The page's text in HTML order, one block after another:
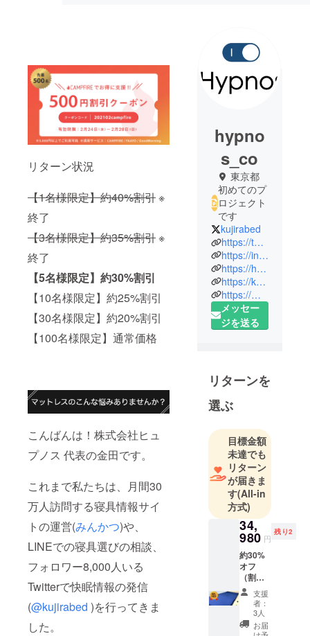
リターン状況
【1名様限定】約40%割引※
終了
【3名様限定】約35%割引※
終了
【5名様限定】約30%割引
【10名様限定】約25%割引
【30名様限定】約20%割引
【100名様限定】通常価格
こんばんは！株式会社ヒュ
プノス 代表の金田です。
これまで私たちは、月間30
万人訪問する寝具情報サイ
トの運営(みんかつ)や、
LINEでの寝具選びの相談、
フォロワー8,000人いる
Twitterで快眠情報の発信
(@kujirabed )を行ってきま
した。
hypno
s_co
東京都
初めてのプ
ロジェクト
です
kujirabed
https://twitter.com/kujirabed
https://instagram.com/kujirabed/
https://hypnos.co.jp/
https://kujirabed.com/
https://min-katsu.com/
メッセー
ジを送る
リターンを
選ぶ
目標金額
未達でも
リターン
が届きま
す(All-in
方式)
34,
980 円
残り2
約30%
オフ
（割引
前価格
49,800
円）
支援
者：
3人
お届